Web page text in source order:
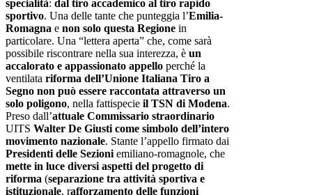
specialità: dal tiro accademico al tiro rapido
sportivo. Una delle tante che punteggia l’Emilia-
Romagna e non solo questa Regione in
particolare. Una “lettera aperta” che, come sarà
possibile riscontrare nella sua interezza, è un
accalorato e appassionato appello perché la
ventilata riforma dell’Unione Italiana Tiro a
Segno non può essere raccontata attraverso un
solo poligono, nella fattispecie il TSN di Modena.
Preso dall’attuale Commissario straordinario
UITS Walter De Giusti come simbolo dell’intero
movimento nazionale. Stante l’appello firmato dai
Presidenti delle Sezioni emiliano-romagnole, che
mette in luce diversi aspetti del progetto di
riforma (separazione tra attività sportiva e
istituzionale, rafforzamento delle funzioni